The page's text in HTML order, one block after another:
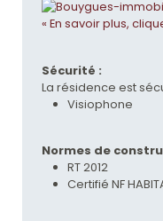
« En savoir plus,
Sécurité :
La résidence est
Visiophone
Normes de
RT 2012
Certifié NF